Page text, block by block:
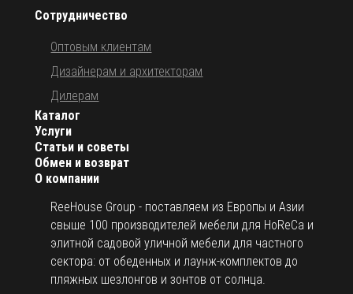
О компании
ReeHouse Group - поставляем из Европы и Азии
свыше 100 производителей мебели для HoReCa и
элитной садовой уличной мебели для частного
сектора: от обеденных и лаунж-комплектов до
пляжных шезлонгов и зонтов от солнца.
Каталог
Услуги
Статьи и советы
Обмен и возврат
Сотрудничество
Оптовым клиентам
Дизайнерам и архитекторам
Дилерам